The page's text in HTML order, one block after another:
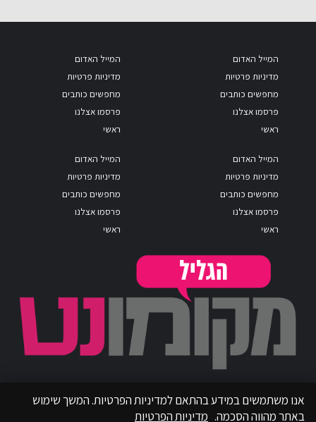
המייל האדום
מדיניות פרטיות
מחפשים כותבים
פרסמו אצלנו
ראשי
המייל האדום
מדיניות פרטיות
מחפשים כותבים
פרסמו אצלנו
ראשי
המייל האדום
מדיניות פרטיות
מחפשים כותבים
פרסמו אצלנו
ראשי
המייל האדום
מדיניות פרטיות
מחפשים כותבים
פרסמו אצלנו
ראשי
אנו משתמשים במידע בהתאם למדיניות הפרטיות. המשך שימוש
באתר מהווה הסכמה. מדיניות הפרטיות